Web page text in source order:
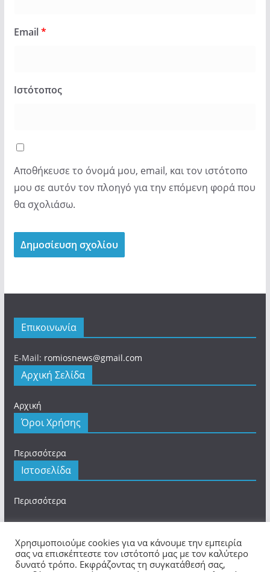
Email*
Ιστότοπος
Αποθήκευσε το όνομά μου, email, και τον ιστότοπο
μου σε αυτόν τον πλοηγό για την επόμενη φορά που
θα σχολιάσω.
Επικοινωνία
E-Mail: romiosnews@gmail.com
Αρχική Σελίδα
Αρχική
Όροι Χρήσης
Περισσότερα
Ιστοσελίδα
Περισσότερα
Πνευματικά Δικαιώματα © 2026romios.online. Τα
Χρησιμοποιούμε cookies για να κάνουμε την εμπειρία
σας να επισκέπτεστε τον ιστότοπό μας με τον καλύτερο
δυνατό τρόπο. Εκφράζοντας τη συγκατάθεσή σας,